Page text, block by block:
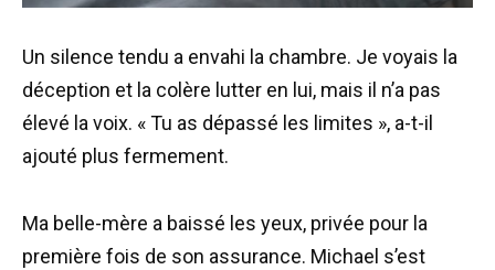
Un silence tendu a envahi la chambre. Je voyais la
déception et la colère lutter en lui, mais il n’a pas
élevé la voix. « Tu as dépassé les limites », a-t-il
ajouté plus fermement.
Ma belle-mère a baissé les yeux, privée pour la
première fois de son assurance. Michael s’est